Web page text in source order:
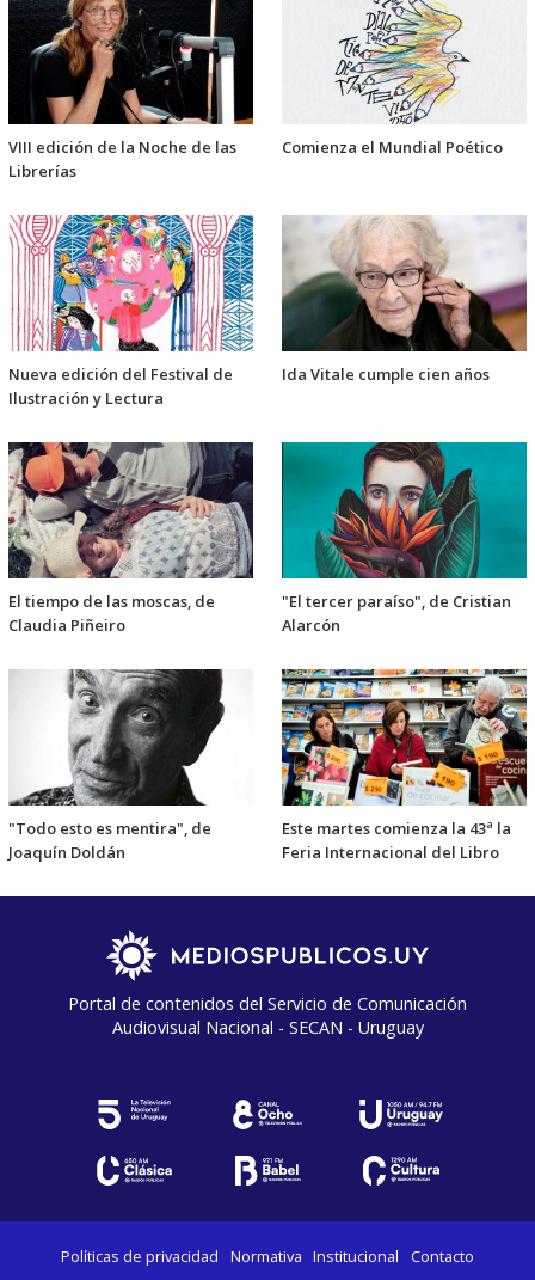
VIII edición de la Noche de las
Librerías
Comienza el Mundial Poético
Nueva edición del Festival de
Ilustración y Lectura
Ida Vitale cumple cien años
El tiempo de las moscas, de
Claudia Piñeiro
"El tercer paraíso", de Cristian
Alarcón
"Todo esto es mentira", de
Joaquín Doldán
Este martes comienza la 43ª la
Feria Internacional del Libro
Portal de contenidos del Servicio de Comunicación
Audiovisual Nacional - SECAN - Uruguay
Políticas de privacidad Normativa Institucional Contacto